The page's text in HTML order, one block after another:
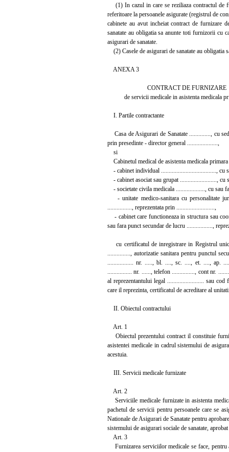
(1) In cazul in care se reziliaza contractul de
referitoare la persoanele asigurate (registrul de
cabinete au avut incheiat contract de furnizare
sanatate au obligatia sa anunte toti furnizorii cu
asigurari de sanatate.
(2) Casele de asigurari de sanatate au obligatia
ANEXA 3
CONTRACT DE FURNIZARE
de servicii medicale in asistenta medicala
I. Partile contractante
Casa de Asigurari de Sanatate .............., cu
prin presedinte - director general ....................,
si
Cabinetul medical de asistenta medicala
- cabinet individual ...................................., cu
- cabinet asociat sau grupat ........................, cu
- societate civila medicala ..................., cu sau
- unitate medico-sanitara cu personalitate
................, reprezentata prin .........................,
- cabinet care functioneaza in structura sau
sau fara punct secundar de lucru .................,
cu certificatul de inregistrare in Registrul unic
..............., autorizatie sanitara pentru punctul
................. nr. ....., bl. ...., sc. ...., et. ...., ap.
................ nr. ......, telefon ..............., cont nr.
al reprezentantului legal ........................ sau
care il reprezinta, certificatul de acreditare al
II. Obiectul contractului
Art. 1
Obiectul prezentului contract il constituie
asistentei medicale in cadrul sistemului de
acestuia.
III. Servicii medicale furnizate
Art. 2
Serviciile medicale furnizate in asistenta
pachetul de servicii pentru persoanele care se
Nationale de Asigurari de Sanatate pentru
sistemului de asigurari sociale de sanatate,
Art. 3
Furnizarea serviciilor medicale se face, pentru